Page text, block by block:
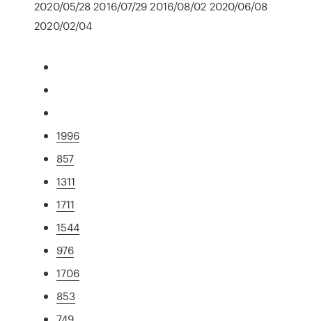
2020/05/28 2016/07/29 2016/08/02 2020/06/08
2020/02/04
1996
857
1311
1711
1544
976
1706
853